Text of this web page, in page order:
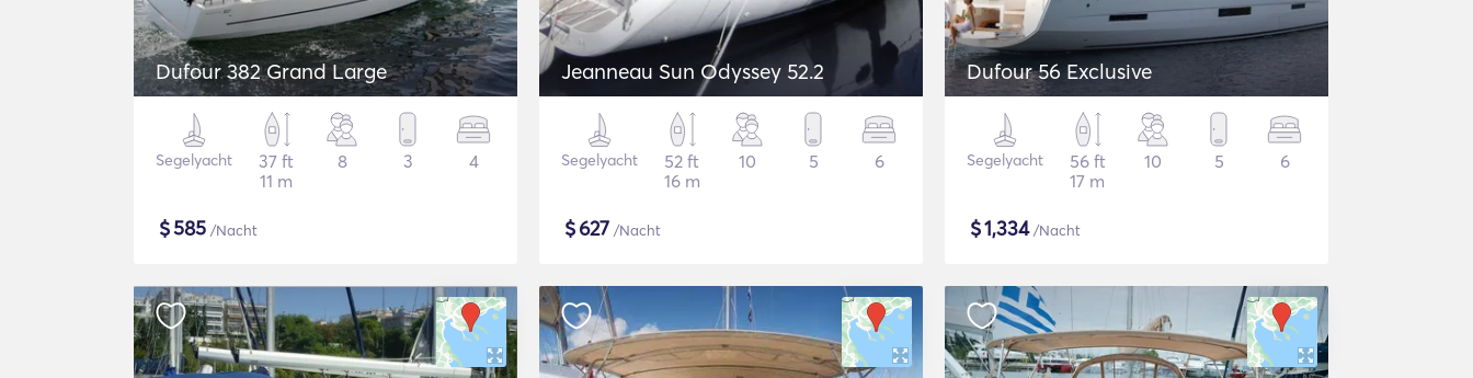
Dufour 382 Grand Large
Segelyacht
37 ft
11 m
8 3 4
$585 /Nacht
Jeanneau Sun Odyssey 52.2
Segelyacht
52 ft
16 m
10 5 6
$627 /Nacht
Dufour 56 Exclusive
Segelyacht
56 ft
17 m
10 5 6
$1,334/Nacht